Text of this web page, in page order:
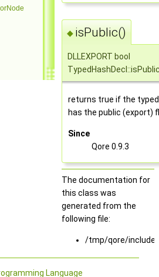
◆isPublic()
DLLEXPORT bool
returns true if the
has the public (export)
Since
Qore 0.9.3
The documentation for
this class was
generated from the
following file:
/tmp/qore/
Language